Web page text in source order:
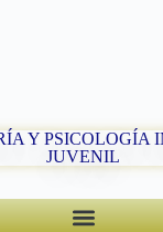
Y PSICOLOGÍA
JUVENIL